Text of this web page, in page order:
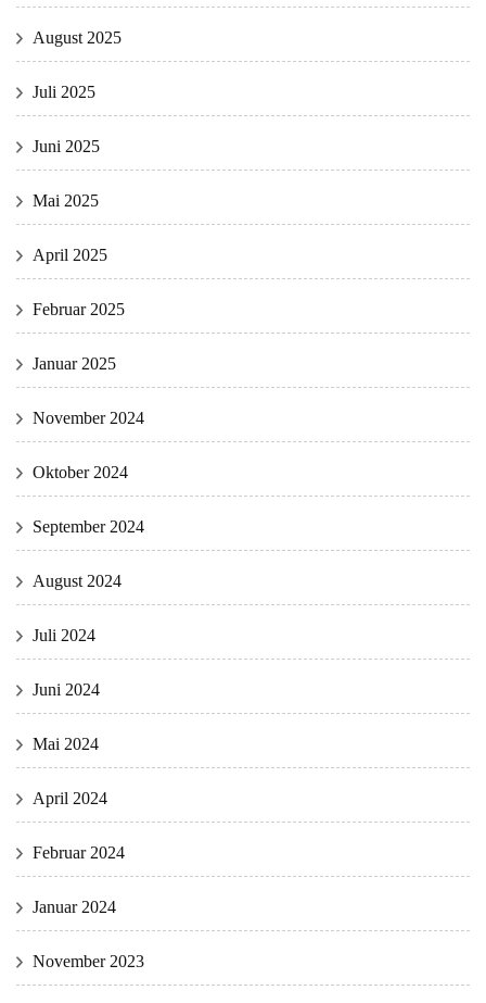
August 2025
Juli 2025
Juni 2025
Mai 2025
April 2025
Februar 2025
Januar 2025
November 2024
Oktober 2024
September 2024
August 2024
Juli 2024
Juni 2024
Mai 2024
April 2024
Februar 2024
Januar 2024
November 2023